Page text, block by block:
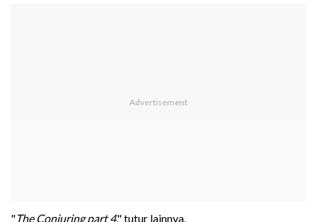
"The Conjuring part 4," tutur lainnya.